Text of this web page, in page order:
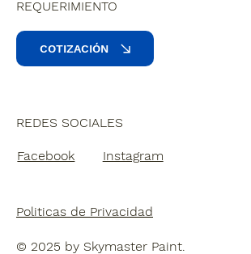
REDES SOCIALES
Facebook Instagram
REQUERIMIENTO
COTIZACIÓN
Politicas de Privacidad
© 2025 by Skymaster Paint.